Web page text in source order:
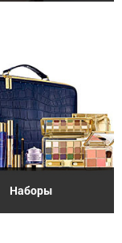
Наборы